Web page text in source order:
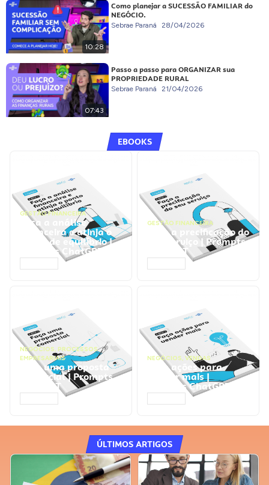
10:28
Como planejar a SUCESSÃO FAMILIAR do
NEGÓCIO.
Sebrae Paraná 28/04/2026
07:43
Passo a passo para ORGANIZAR sua
PROPRIEDADE RURAL
Sebrae Paraná 21/04/2026
EBOOKS
GESTÃO FINANCEIRA
Faça a análise
financeira e atinja o
ponto de equilíbrio |
Prompts ChatGPT
GESTÃO FINANCEIRA
Faça a precificação do
seu serviço | Prompts
ChatGPT
NEGÓCIOS, PROCESSOS
EMPRESARIAIS
Faça uma proposta
comercial | Prompts
ChatGPT
NEGÓCIOS, VENDAS
Faça ações para
vender mais |
Prompts ChatGPT
ÚLTIMOS ARTIGOS